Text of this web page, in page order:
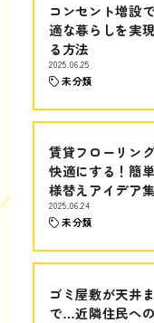
コンセント増設
適な暮らしを実
る方法
2025.06.25
未分類
賃貸フローリン
快適にする！簡
様替えアイデア集
2025.06.24
未分類
ゴミ屋敷が天井ま
で…近隣住民へ